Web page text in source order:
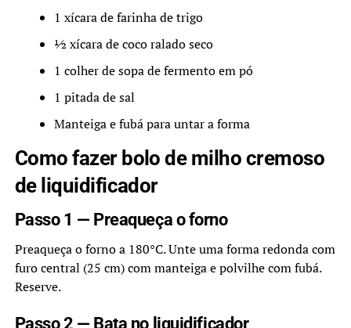
1 xícara de farinha de trigo
½ xícara de coco ralado seco
1 colher de sopa de fermento em pó
1 pitada de sal
Manteiga e fubá para untar a forma
Como fazer bolo de milho cremoso
de liquidificador
Passo 1 — Preaqueça o forno
Preaqueça o forno a 180°C. Unte uma forma redonda com
furo central (25 cm) com manteiga e polvilhe com fubá.
Reserve.
Passo 2 — Bata no liquidificador